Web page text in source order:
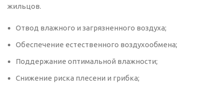
жильцов.
Отвод влажного и загрязненного воздуха;
Обеспечение естественного воздухообмена;
Поддержание оптимальной влажности;
Снижение риска плесени и грибка;